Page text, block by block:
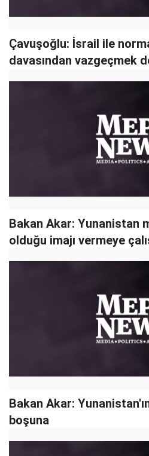
Çavuşoğlu: İsrail ile
davasından vazgeçmek
Bakan Akar: Yunanistan
olduğu imajı vermeye
Bakan Akar:
boşuna